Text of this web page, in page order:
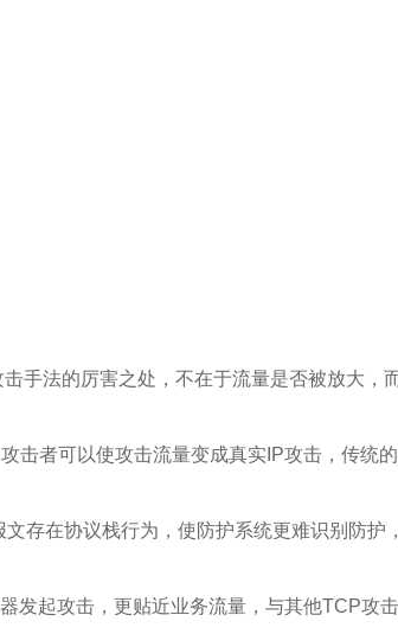
手法的厉害之处，不在于流量是否被放大，
击者可以使攻击流量变成真实IP攻击，传统
存在协议栈行为，使防护系统更难识别防护
发起攻击，更贴近业务流量，与其他TCP攻